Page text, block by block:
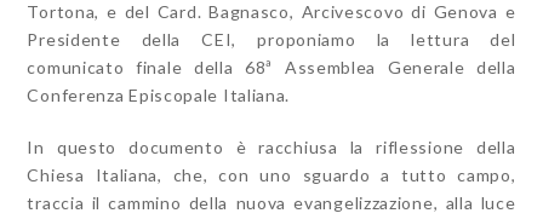
Tortona, e del Card. Bagnasco, Arcivescovo di Genova e
Presidente della CEI, proponiamo la lettura del
comunicato finale della 68ª Assemblea Generale della
Conferenza Episcopale Italiana.
In questo documento è racchiusa la riflessione della
Chiesa Italiana, che, con uno sguardo a tutto campo,
traccia il cammino della nuova evangelizzazione, alla luce